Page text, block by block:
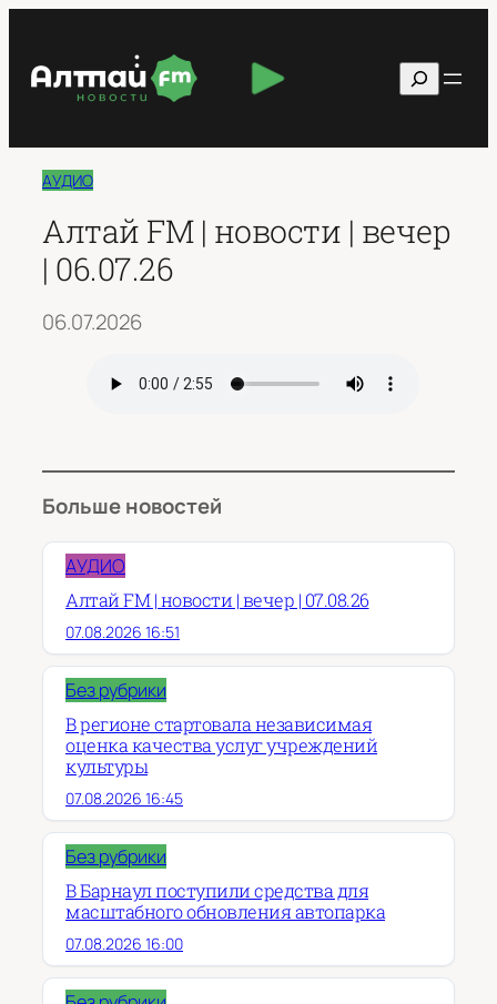
содержимому
Поиск
АУДИО
Алтай FM | новости | вечер
| 06.07.26
06.07.2026
Больше новостей
АУДИО
Алтай FM | новости | вечер | 07.08.26
07.08.2026 16:51
Без рубрики
В регионе стартовала независимая
оценка качества услуг учреждений
культуры
07.08.2026 16:45
Без рубрики
В Барнаул поступили средства для
масштабного обновления автопарка
07.08.2026 16:00